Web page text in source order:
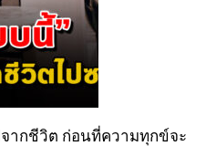
ากชีวิต ก่อนที่ความทุกข์จะ